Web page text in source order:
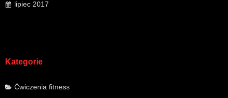
lipiec 2017
Kategorie
Ćwiczenia fitness